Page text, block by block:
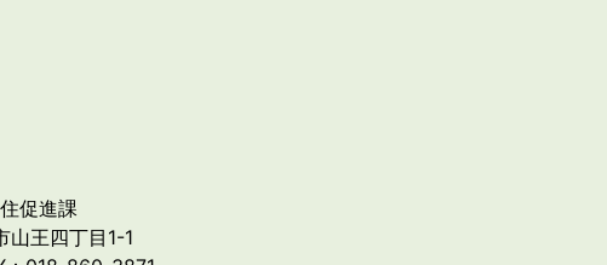
促進課
王四丁目1-1